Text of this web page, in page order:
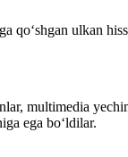
ulkan
multimedia
ega bo‘ldilar.